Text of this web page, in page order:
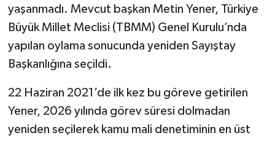
yaşanmadı. Mevcut başkan Metin Yener, Türkiye
Büyük Millet Meclisi (TBMM) Genel Kurulu’nda
yapılan oylama sonucunda yeniden Sayıştay
Başkanlığına seçildi.
22 Haziran 2021’de ilk kez bu göreve getirilen
Yener, 2026 yılında görev süresi dolmadan
yeniden seçilerek kamu mali denetiminin en üst